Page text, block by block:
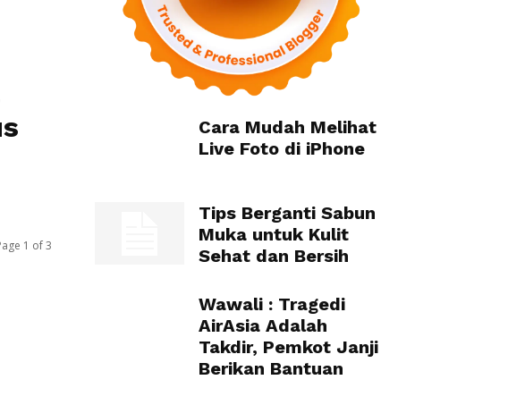
Cara Mudah Melihat
Live Foto di iPhone
Tips Berganti Sabun
Muka untuk Kulit
Sehat dan Bersih
Wawali : Tragedi
AirAsia Adalah
Takdir, Pemkot Janji
Berikan Bantuan